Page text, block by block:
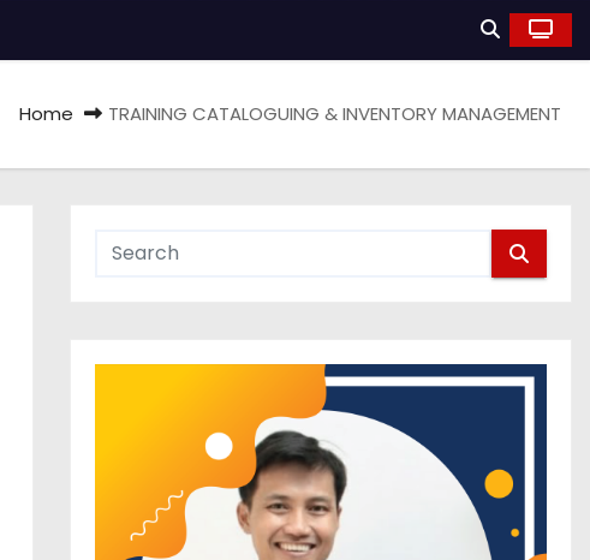
Home TRAINING CATALOGUING & INVENTORY MANAGEMENT